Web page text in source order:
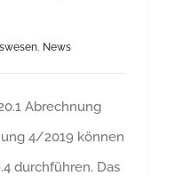
, News
Abrechnung
4/2019 können
durchführen. Das